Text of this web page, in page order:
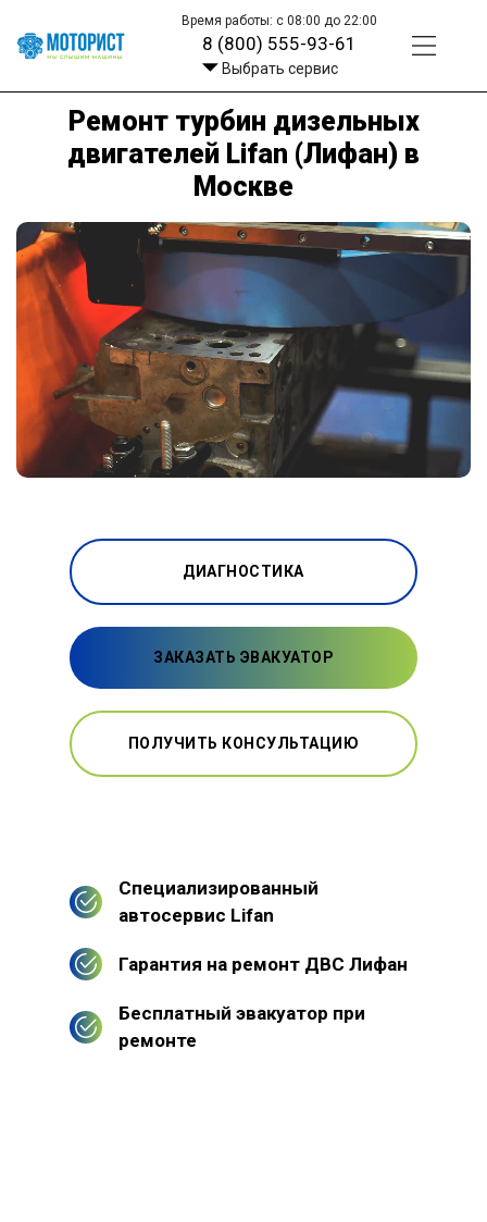
Время работы: с 08:00 до 22:00
8 (800) 555-93-61
Выбрать сервис
Ремонт турбин дизельных
двигателей Lifan (Лифан) в
Москве
ДИАГНОСТИКА
ЗАКАЗАТЬ ЭВАКУАТОР
ПОЛУЧИТЬ КОНСУЛЬТАЦИЮ
Специализированный
автосервис Lifan
Гарантия на ремонт ДВС Лифан
Бесплатный эвакуатор при
ремонте